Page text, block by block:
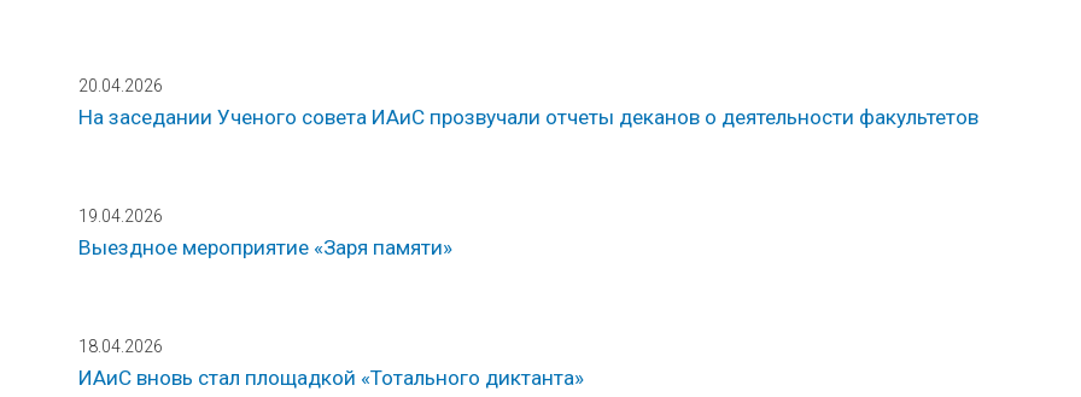
20.04.2026
На заседании Ученого совета ИАиС прозвучали отчеты деканов о деятельности факультетов
19.04.2026
Выездное мероприятие «Заря памяти»
18.04.2026
ИАиС вновь стал площадкой «Тотального диктанта»